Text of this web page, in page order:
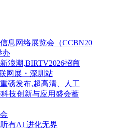
息网络展览会（CCBN20
办
浪潮,BIRTV2026招商
网展・深圳站
磅发布,超高清、人工
技创新与应用盛会蓄
有AI 进化无界